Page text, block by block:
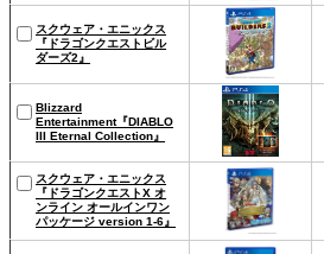
スクウェア・エニックス
『ドラゴンクエストビル
ダーズ2』
Blizzard
Entertainment『DIABLO
III Eternal Collection』
スクウェア・エニックス
『ドラゴンクエストX オ
ンライン オールインワン
パッケージ version 1-6』